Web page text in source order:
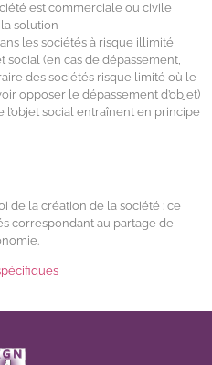
est commerciale ou civile
solution
les sociétés à risque illimité
social (en cas de dépassement,
des sociétés risque limité où le
opposer le dépassement d’objet)
l’objet social entraînent en principe
de la création de la société : ce
correspondant au partage de